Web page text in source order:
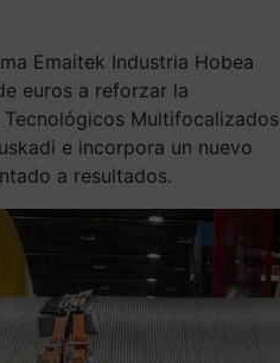
Emaitek Industria Hobea
euros a reforzar la
Multifocalizados
e incorpora un nuevo
a resultados.